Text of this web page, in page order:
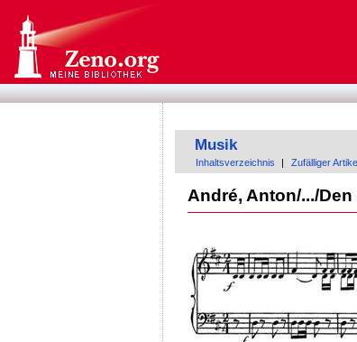
Musik
Inhaltsverzeichnis Zufälliger Artikel
André, Anton/.../